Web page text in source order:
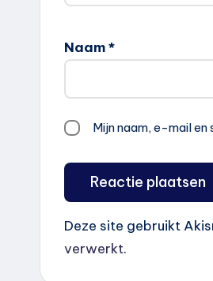
Naam*
Mijn naam, e-mail
Deze site gebruikt
verwerkt.